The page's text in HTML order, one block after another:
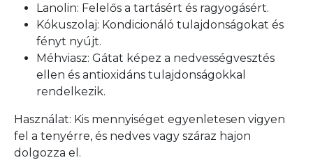
Lanolin: Felelős a tartásért és ragyogásért.
Kókuszolaj: Kondicionáló tulajdonságokat és
fényt nyújt.
Méhviasz: Gátat képez a nedvességvesztés
ellen és antioxidáns tulajdonságokkal
rendelkezik.
Használat: Kis mennyiséget egyenletesen vigyen
fel a tenyérre, és nedves vagy száraz hajon
dolgozza el.